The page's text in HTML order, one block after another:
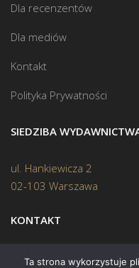
Dla recenzentów
Dla mediów
Kontakt
Polityka Prywatności
SIEDZIBA
ul. Hankiewicza 2
02-103 Warszawa
KONTAKT
Biuro:(22) 45 70 402
Ta strona wykorzystuje